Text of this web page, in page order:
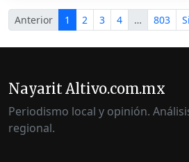
Anterior 1 2 3 4 … 803
Nayarit Altivo.com.mx
Periodismo local y opinión.
regional.